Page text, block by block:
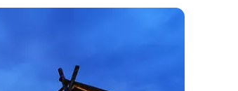
られ、また海岸線が一望できる展